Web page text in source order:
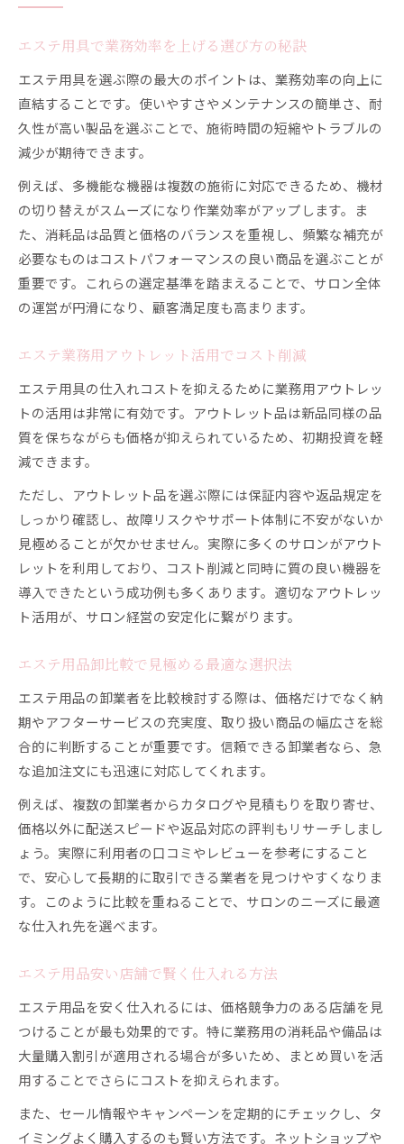
エステ用具で業務効率を上げる選び方の秘訣
エステ用具を選ぶ際の最大のポイントは、業務効率の向上に
直結することです。使いやすさやメンテナンスの簡単さ、耐
久性が高い製品を選ぶことで、施術時間の短縮やトラブルの
減少が期待できます。
例えば、多機能な機器は複数の施術に対応できるため、機材
の切り替えがスムーズになり作業効率がアップします。ま
た、消耗品は品質と価格のバランスを重視し、頻繁な補充が
必要なものはコストパフォーマンスの良い商品を選ぶことが
重要です。これらの選定基準を踏まえることで、サロン全体
の運営が円滑になり、顧客満足度も高まります。
エステ業務用アウトレット活用でコスト削減
エステ用具の仕入れコストを抑えるために業務用アウトレッ
トの活用は非常に有効です。アウトレット品は新品同様の品
質を保ちながらも価格が抑えられているため、初期投資を軽
減できます。
ただし、アウトレット品を選ぶ際には保証内容や返品規定を
しっかり確認し、故障リスクやサポート体制に不安がないか
見極めることが欠かせません。実際に多くのサロンがアウト
レットを利用しており、コスト削減と同時に質の良い機器を
導入できたという成功例も多くあります。適切なアウトレッ
ト活用が、サロン経営の安定化に繋がります。
エステ用品卸比較で見極める最適な選択法
エステ用品の卸業者を比較検討する際は、価格だけでなく納
期やアフターサービスの充実度、取り扱い商品の幅広さを総
合的に判断することが重要です。信頼できる卸業者なら、急
な追加注文にも迅速に対応してくれます。
例えば、複数の卸業者からカタログや見積もりを取り寄せ、
価格以外に配送スピードや返品対応の評判もリサーチしまし
ょう。実際に利用者の口コミやレビューを参考にすること
で、安心して長期的に取引できる業者を見つけやすくなりま
す。このように比較を重ねることで、サロンのニーズに最適
な仕入れ先を選べます。
エステ用品安い店舗で賢く仕入れる方法
エステ用品を安く仕入れるには、価格競争力のある店舗を見
つけることが最も効果的です。特に業務用の消耗品や備品は
大量購入割引が適用される場合が多いため、まとめ買いを活
用することでさらにコストを抑えられます。
また、セール情報やキャンペーンを定期的にチェックし、タ
イミングよく購入するのも賢い方法です。ネットショップや